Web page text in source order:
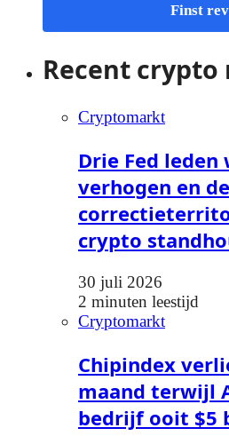
Finst
Recent crypto
Cryptomarkt
Drie Fed
verhogen en
crypto
30 juli 2026
2 minuten leestijd
Cryptomarkt
Chipindex
maand terwijl
bedrijf ooit $5